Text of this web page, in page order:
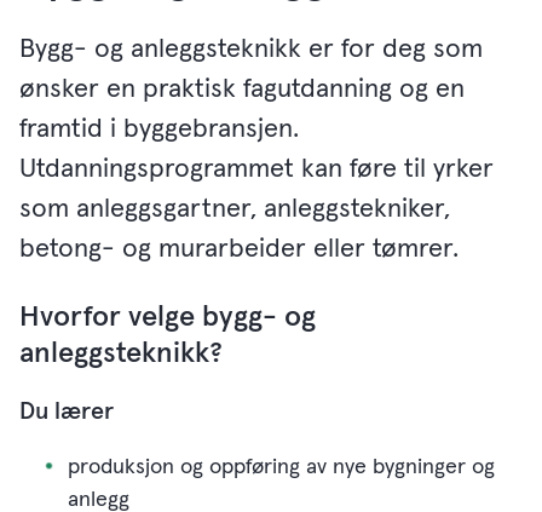
Bygg- og anleggsteknikk er for deg som
ønsker en praktisk fagutdanning og en
framtid i byggebransjen.
Utdanningsprogrammet kan føre til yrker
som anleggsgartner, anleggstekniker,
betong- og murarbeider eller tømrer.
Hvorfor velge bygg- og
anleggsteknikk?
Du lærer
produksjon og oppføring av nye bygninger og
anlegg